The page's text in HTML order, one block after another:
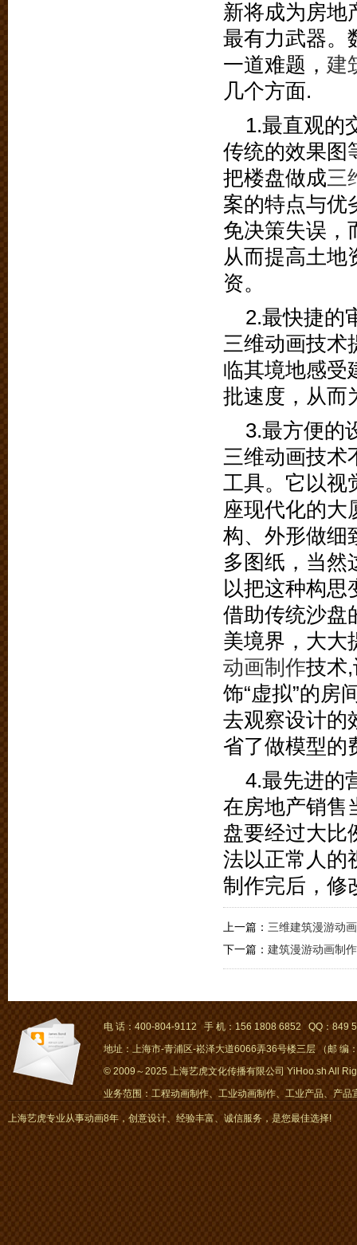
新将成为房地
最有力武器。
一道难题， 建
几个方面.
1.最直观的
传统的效果图
把楼盘做成三
案的特点与优
免决策失误，
从而提高土地
资。
2.最快捷的
三维动画技术
临其境地感受
批速度，从而
3.最方便的
三维动画技术
工具。它以视
座现代化的大
构、外形做细
多图纸，当然
以把这种构思
借助传统沙盘
美境界，大大
动画制作技术
饰“虚拟”的房
去观察设计的
省了做模型的
4.最先进的
在房地产销售
盘要经过大比
法以正常人的
制作完后，修
上一篇： 三维建筑漫游动
下一篇： 建筑漫游动画制
电 话：400-804-9112 手 机：156 1808 6852 QQ：849
地址：上海市-青浦区-崧泽大道6066弄36号楼三层 （邮 编
© 2009～2025 上海艺虎文化传播有限公司 YiHoo.sh All
业务范围：工程动画制作、工业动画制作、工业产品、产
画、mg动画
上海艺虎专业从事动画8年，创意设计、经验丰富、诚信服务，是您最佳选择!